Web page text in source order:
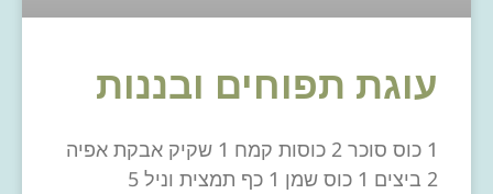
עוגת תפוחים ובננות
1 כוס סוכר 2 כוסות קמח 1 שקיק אבקת אפיה
2 ביצים 1 כוס שמן 1 כף תמצית וניל 5